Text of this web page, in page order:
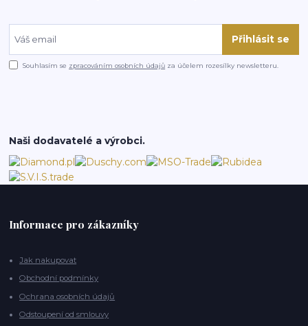
Přihlásit se
Souhlasím se zpracováním osobních údajů za účelem rozesílky newsletteru.
Naši dodavatelé a výrobci.
Informace pro zákazníky
Jak nakupovat
Obchodní podmínky
Ochrana osobních údajů
Odstoupení od smlouvy